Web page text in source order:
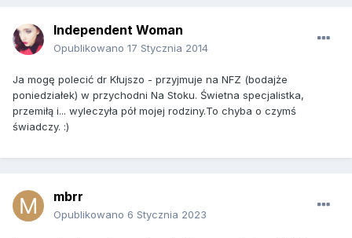
Independent Woman
Opublikowano 17 Stycznia 2014
Ja mogę polecić dr Kłujszo - przyjmuje na NFZ (bodajże
poniedziałek) w przychodni Na Stoku. Świetna specjalistka,
przemiłą i... wyleczyła pół mojej rodziny.To chyba o czymś
świadczy. :)
mbrr
Opublikowano 6 Stycznia 2023